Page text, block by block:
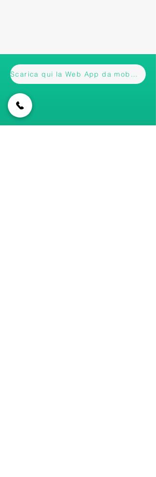
Scarica qui la Web App da mobile